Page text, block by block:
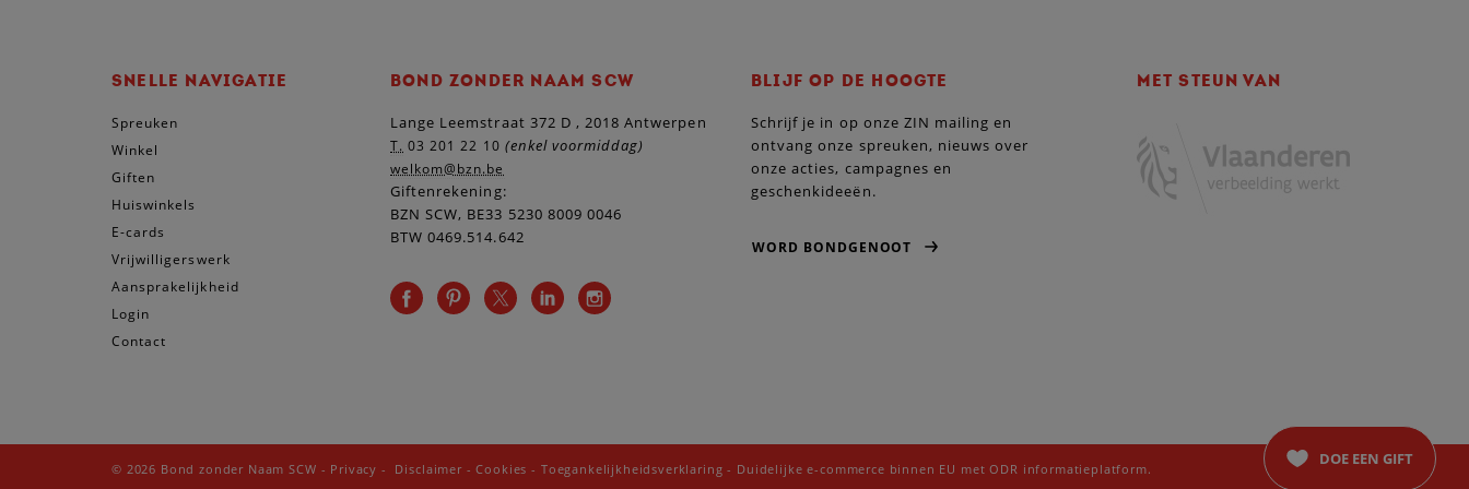
SNELLE NAVIGATIE
Spreuken
Winkel
Giften
Huiswinkels
E-cards
Vrijwilligerswerk
Aansprakelijkheid
Login
Contact
BOND ZONDER NAAM SCW
Lange Leemstraat 372 D , 2018 Antwerpen
T. 03 201 22 10 (enkel voormiddag)
welkom@bzn.be
Giftenrekening:
BZN SCW, BE33 5230 8009 0046
BTW 0469.514.642
BLIJF OP DE HOOGTE
Schrijf je in op onze ZIN mailing en
ontvang onze spreuken, nieuws over
onze acties, campagnes en
geschenkideeën.
WORD BONDGENOOT
MET STEUN VAN
© 2026 Bond zonder Naam SCW - Privacy - Disclaimer-Cookies - Toegankelijkheidsverklaring - Duidelijke e-commerce binnen EU met ODR informatieplatform.
DOE EEN GIFT